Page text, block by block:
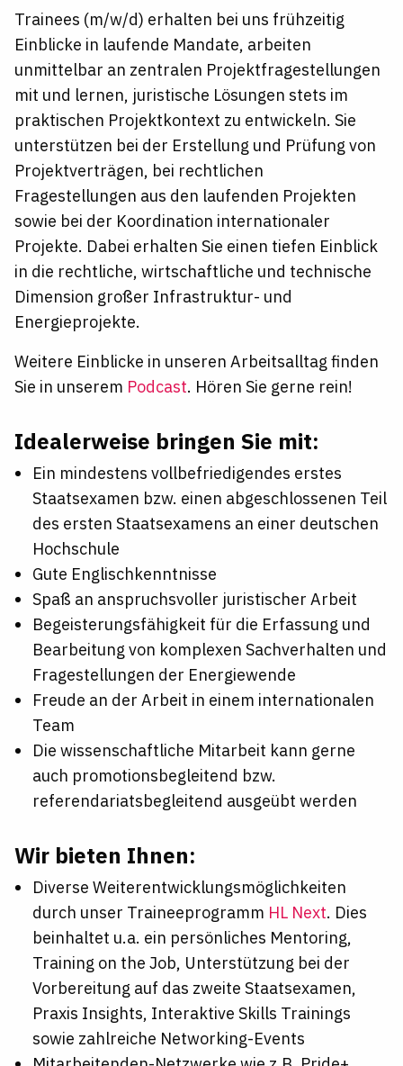
Trainees (m/w/d) erhalten bei uns frühzeitig
Einblicke in laufende Mandate, arbeiten
unmittelbar an zentralen Projektfragestellungen
mit und lernen, juristische Lösungen stets im
praktischen Projektkontext zu entwickeln. Sie
unterstützen bei der Erstellung und Prüfung von
Projektverträgen, bei rechtlichen
Fragestellungen aus den laufenden Projekten
sowie bei der Koordination internationaler
Projekte. Dabei erhalten Sie einen tiefen Einblick
in die rechtliche, wirtschaftliche und technische
Dimension großer Infrastruktur- und
Energieprojekte.
Weitere Einblicke in unseren Arbeitsalltag finden
Sie in unserem Podcast. Hören Sie gerne rein!
Idealerweise bringen Sie mit:
Ein mindestens vollbefriedigendes erstes
Staatsexamen bzw. einen abgeschlossenen Teil
des ersten Staatsexamens an einer deutschen
Hochschule
Gute Englischkenntnisse
Spaß an anspruchsvoller juristischer Arbeit
Begeisterungsfähigkeit für die Erfassung und
Bearbeitung von komplexen Sachverhalten und
Fragestellungen der Energiewende
Freude an der Arbeit in einem internationalen
Team
Die wissenschaftliche Mitarbeit kann gerne
auch promotionsbegleitend bzw.
referendariatsbegleitend ausgeübt werden
Wir bieten Ihnen:
Diverse Weiterentwicklungsmöglichkeiten
durch unser Traineeprogramm HL Next. Dies
beinhaltet u.a. ein persönliches Mentoring,
Training on the Job, Unterstützung bei der
Vorbereitung auf das zweite Staatsexamen,
Praxis Insights, Interaktive Skills Trainings
sowie zahlreiche Networking-Events